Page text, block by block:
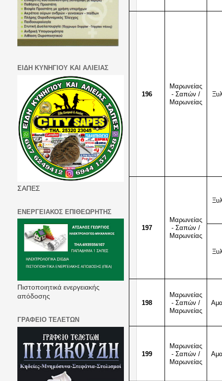
196
Μαρωνείας
- Σαπών /
Μαρωνείας
197
Μαρωνείας
- Σαπών /
Μαρωνείας
198
Μαρωνείας
- Σαπών /
Μαρωνείας
199
Μαρωνείας
- Σαπών /
Μαρωνείας
ΕΙΔΗ ΚΥΝΗΓΙΟΥ ΚΑΙ ΑΛΙΕΙΑΣ
ΣΑΠΕΣ
ΕΝΕΡΓΕΙΑΚΟΣ ΕΠΙΘΕΩΡΗΤΗΣ
Πιστοποιητικά ενεργειακής
απόδοσης
ΓΡΑΦΕΙΟ ΤΕΛΕΤΩΝ